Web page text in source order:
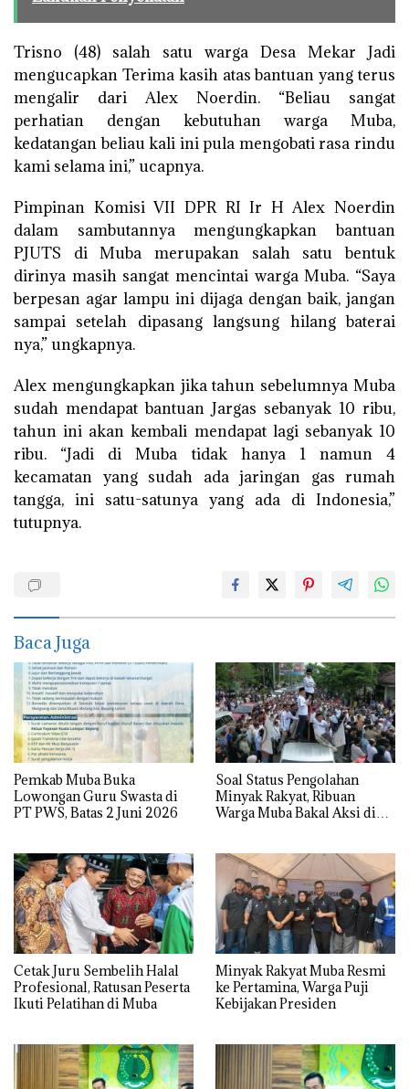
Trisno (48) salah satu warga Desa Mekar Jadi
mengucapkan Terima kasih atas bantuan yang terus
mengalir dari Alex Noerdin. “Beliau sangat
perhatian dengan kebutuhan warga Muba,
kedatangan beliau kali ini pula mengobati rasa rindu
kami selama ini,” ucapnya.
Pimpinan Komisi VII DPR RI Ir H Alex Noerdin
dalam sambutannya mengungkapkan bantuan
PJUTS di Muba merupakan salah satu bentuk
dirinya masih sangat mencintai warga Muba. “Saya
berpesan agar lampu ini dijaga dengan baik, jangan
sampai setelah dipasang langsung hilang baterai
nya,” ungkapnya.
Alex mengungkapkan jika tahun sebelumnya Muba
sudah mendapat bantuan Jargas sebanyak 10 ribu,
tahun ini akan kembali mendapat lagi sebanyak 10
ribu. “Jadi di Muba tidak hanya 1 namun 4
kecamatan yang sudah ada jaringan gas rumah
tangga, ini satu-satunya yang ada di Indonesia,”
tutupnya.
Baca Juga
Pemkab Muba Buka
Lowongan Guru Swasta di
PT PWS, Batas 2 Juni 2026
Soal Status Pengolahan
Minyak Rakyat, Ribuan
Warga Muba Bakal Aksi di
Cetak Juru Sembelih Halal
Profesional, Ratusan Peserta
Ikuti Pelatihan di Muba
Minyak Rakyat Muba Resmi
ke Pertamina, Warga Puji
Kebijakan Presiden